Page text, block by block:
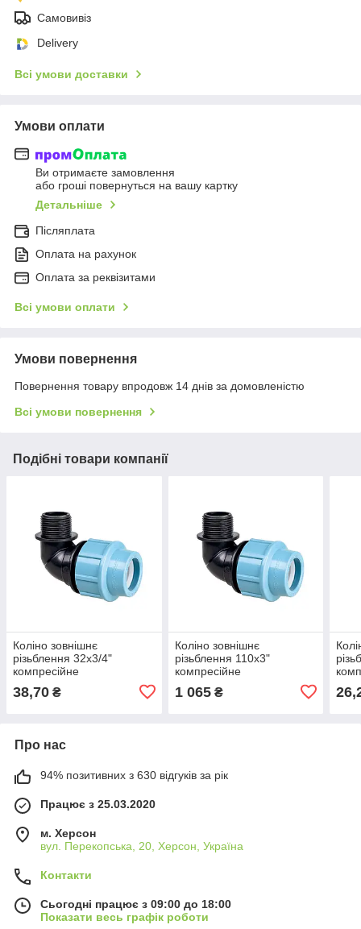
Самовивіз
Delivery
Всі умови доставки
Умови оплати
Ви отримаєте замовлення
або гроші повернуться на вашу картку
Детальніше
Післяплата
Оплата на рахунок
Оплата за реквізитами
Всі умови оплати
Умови повернення
Повернення товару впродовж 14 днів за домовленістю
Всі умови повернення
Подібні товари компанії
Коліно зовнішнє
різьблення 32х3/4"
компресійне
38,70 ₴
Коліно зовнішнє
різьблення 110х3"
компресійне
1 065₴
Про нас
94% позитивних з 630 відгуків за рік
Працює з 25.03.2020
м. Херсон
вул. Перекопська, 20, Херсон, Україна
Контакти
Сьогодні працює з 09:00 до 18:00
Показати весь графік роботи